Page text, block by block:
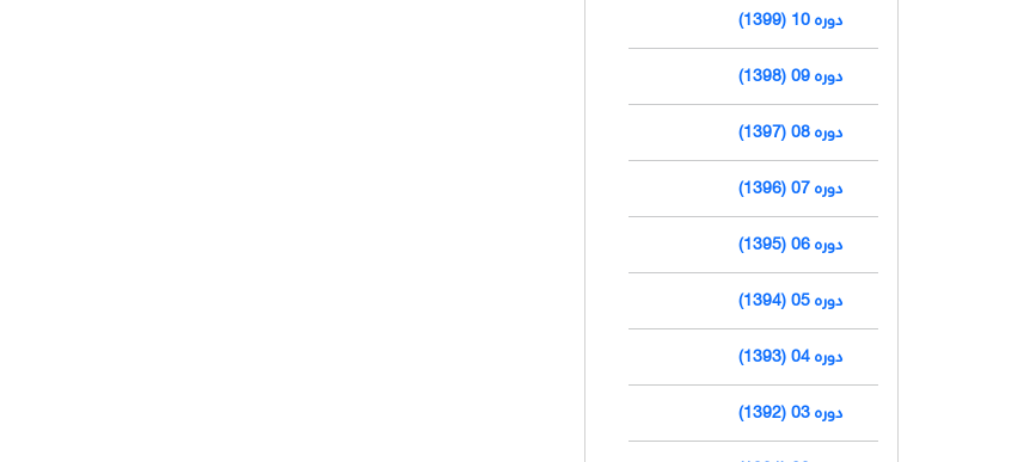
دوره 10 (1399)
دوره 09 (1398)
دوره 08 (1397)
دوره 07 (1396)
دوره 06 (1395)
دوره 05 (1394)
دوره 04 (1393)
دوره 03 (1392)